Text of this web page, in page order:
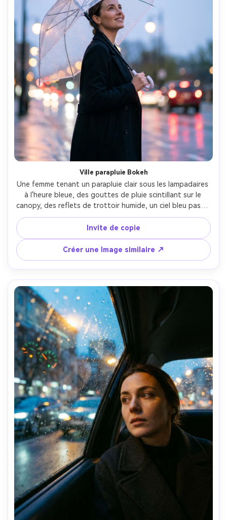
Ville parapluie Bokeh
Une femme tenant un parapluie clair sous les lampadaires
à l'heure bleue, des gouttes de pluie scintillant sur le
canopy, des reflets de trottoir humide, un ciel bleu pastel
doux, des voitures passant comme un bokeh crémeux,
tiré sur Sony A1, 85mm f/1.8, encadrement de portrait,
sourire doux, texture de peau propre, photographie de
style de vie haut de gamme, qualité de couleur fraîche-AR
4:5
Invite de copie
Créer une Image similaire ↗